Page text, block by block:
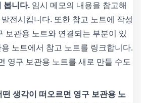
봅니다. 임시 메모의 내용을 참고해
전시킵니다. 또한 참고 노트에 작성
보관용 노트와 연결되는 부분이 있
노트에서 참고 노트를 링크합니다.
영구 보관용 노트를 새로 만들 수도
생각이 떠오르면 영구 보관용 노